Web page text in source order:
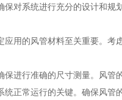
保对系统进行充分的设计和
应用的风管材料至关重要。
进行准确的尺寸测量。风管
统正常运行的关键。确保风